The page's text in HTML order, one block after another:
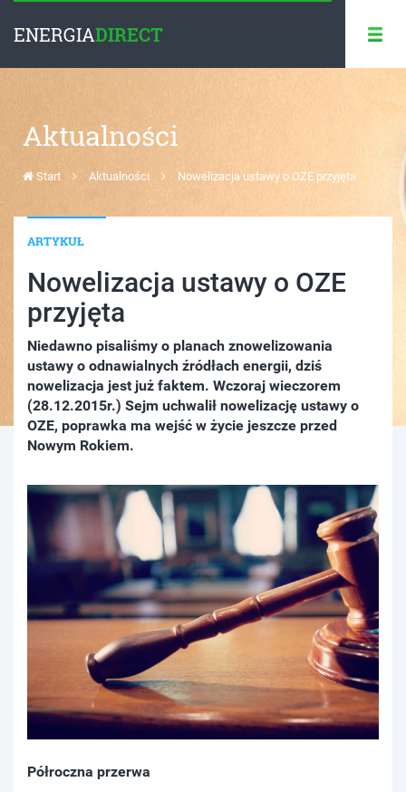
ENERGIADIRECT
Aktualności
Start Aktualności Nowelizacja ustawy o OZE przyjęta
ARTYKUŁ
Nowelizacja ustawy o OZE
przyjęta
Niedawno pisaliśmy o planach znowelizowania
ustawy o odnawialnych źródłach energii, dziś
nowelizacja jest już faktem. Wczoraj wieczorem
(28.12.2015r.) Sejm uchwalił nowelizację ustawy o
OZE, poprawka ma wejść w życie jeszcze przed
Nowym Rokiem.
Półroczna przerwa